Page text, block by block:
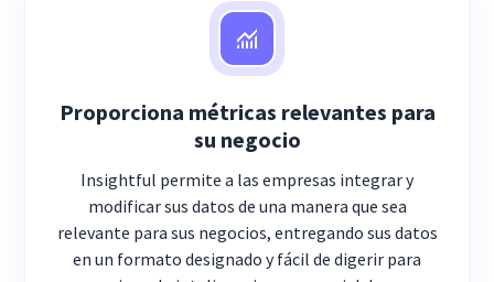
Proporciona métricas relevantes para
su negocio
Insightful permite a las empresas integrar y
modificar sus datos de una manera que sea
relevante para sus negocios, entregando sus datos
en un formato designado y fácil de digerir para